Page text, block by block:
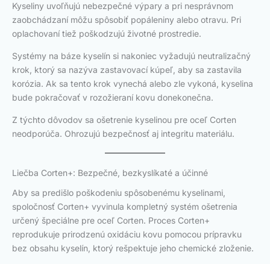
Kyseliny uvoľňujú nebezpečné výpary a pri nesprávnom
zaobchádzaní môžu spôsobiť popáleniny alebo otravu. Pri
oplachovaní tiež poškodzujú životné prostredie.
Systémy na báze kyselín si nakoniec vyžadujú neutralizačný
krok, ktorý sa nazýva zastavovací kúpeľ, aby sa zastavila
korózia. Ak sa tento krok vynechá alebo zle vykoná, kyselina
bude pokračovať v rozožieraní kovu donekonečna.
Z týchto dôvodov sa ošetrenie kyselinou pre oceľ Corten
neodporúča. Ohrozujú bezpečnosť aj integritu materiálu.
Liečba Corten+: Bezpečné, bezkyslíkaté a účinné
Aby sa predišlo poškodeniu spôsobenému kyselinami,
spoločnosť Corten+ vyvinula kompletný systém ošetrenia
určený špeciálne pre oceľ Corten. Proces Corten+
reprodukuje prirodzenú oxidáciu kovu pomocou prípravku
bez obsahu kyselín, ktorý rešpektuje jeho chemické zloženie.